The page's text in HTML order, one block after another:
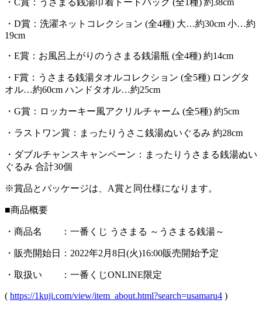
・D賞：洗濯ネットコレクション (全4種) 大…約30cm 小…約
19cm
・E賞：お風呂上がりのうさまる銭湯瓶 (全4種) 約14cm
・F賞：うさまる銭湯タオルコレクション (全5種) ロングタ
オル…約60cm ハンドタオル…約25cm
・G賞：ロッカーキー風アクリルチャーム (全5種) 約5cm
・ラストワン賞：まったりうさこ銭湯ぬいぐるみ 約28cm
・ダブルチャンスキャンペーン：まったりうさまる銭湯ぬい
ぐるみ 合計30個
※賞品とパッケージは、A賞と同仕様になります。
■商品概要
・商品名 ：一番くじ うさまる ～うさまる銭湯～
・販売開始日：2022年2月8日(火)16:00販売開始予定
・取扱い ：一番くじONLINE限定
( https://1kuji.com/view/item_about.html?search=usamaru4 )